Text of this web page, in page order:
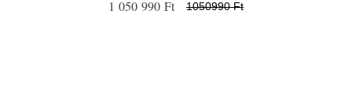
1 050 990 Ft 1050990 Ft